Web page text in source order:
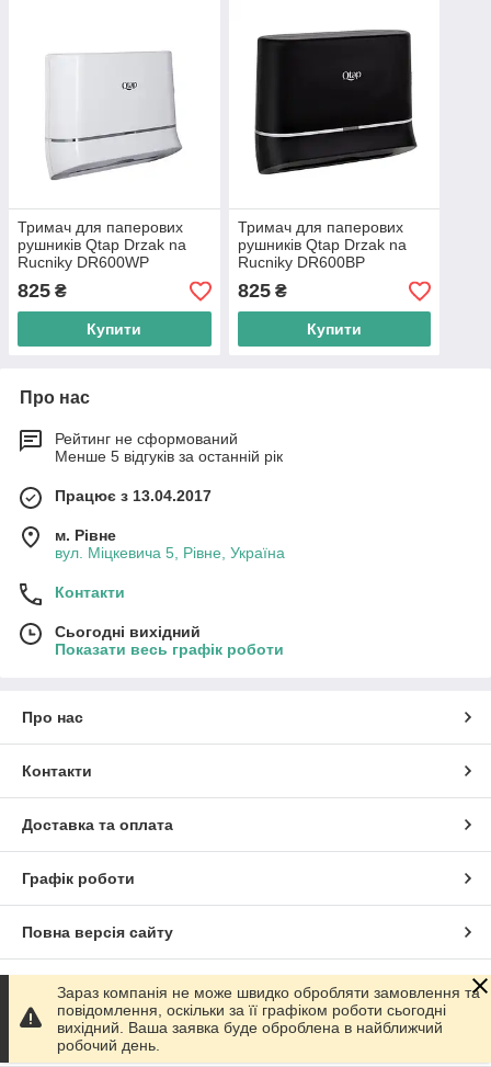
Тримач для паперових
рушників Qtap Drzak na
Rucniky DR600WP
825 ₴
Купити
Тримач для паперових
рушників Qtap Drzak na
Rucniky DR600BP
825₴
Купити
Про нас
Рейтинг не сформований
Менше 5 відгуків за останній рік
Працює з 13.04.2017
м. Рівне
вул. Міцкевича 5, Рівне, Україна
Контакти
Сьогодні вихідний
Показати весь графік роботи
Про нас
Контакти
Доставка та оплата
Графік роботи
Повна версія сайту
Сайт створено на маркетплейсіProm.ua
Політика конфіденційності
Зараз компанія не може швидко обробляти замовлення та
повідомлення, оскільки за її графіком роботи сьогодні
вихідний. Ваша заявка буде оброблена в найближчий
робочий день.